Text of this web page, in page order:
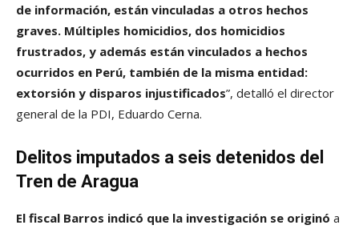
de información, están vinculadas a otros hechos
graves. Múltiples homicidios, dos homicidios
frustrados, y además están vinculados a hechos
ocurridos en Perú, también de la misma entidad:
extorsión y disparos injustificados”, detalló el director
general de la PDI, Eduardo Cerna.
Delitos imputados a seis detenidos del
Tren de Aragua
El fiscal Barros indicó que la investigación se originó a